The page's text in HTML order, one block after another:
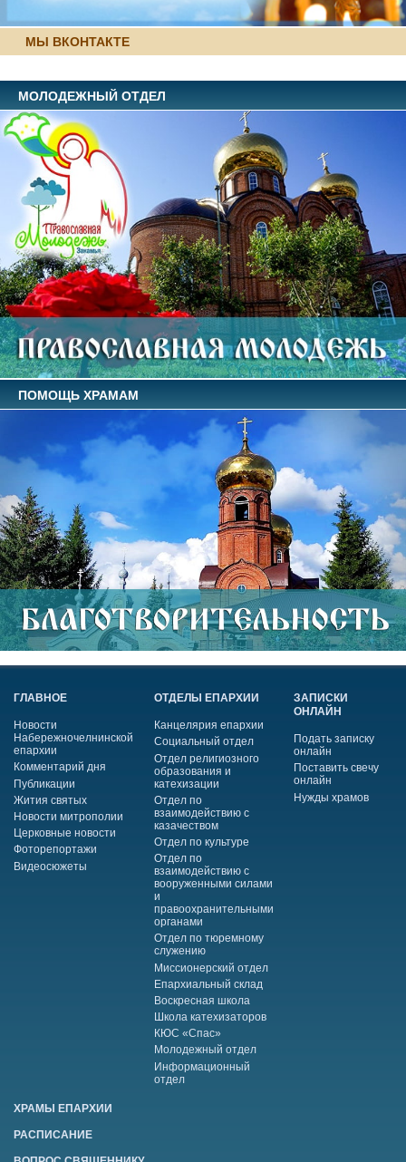
МЫ ВКОНТАКТЕ
МОЛОДЕЖНЫЙ ОТДЕЛ
ПОМОЩЬ ХРАМАМ
ГЛАВНОЕ
Новости
Набережночелнинской
епархии
Комментарий дня
Публикации
Жития святых
Новости митрополии
Церковные новости
Фоторепортажи
Видеосюжеты
ОТДЕЛЫ ЕПАРХИИ
Канцелярия епархии
Социальный отдел
Отдел религиозного
образования и
катехизации
Отдел по
взаимодействию с
казачеством
Отдел по культуре
Отдел по
взаимодействию с
вооруженными силами
и
правоохранительными
органами
Отдел по тюремному
служению
Миссионерский отдел
Епархиальный склад
Воскресная школа
Школа катехизаторов
КЮС «Спас»
Молодежный отдел
Информационный
отдел
ЗАПИСКИ
ОНЛАЙН
Подать записку
онлайн
Поставить свечу
онлайн
Нужды храмов
ХРАМЫ ЕПАРХИИ
РАСПИСАНИЕ